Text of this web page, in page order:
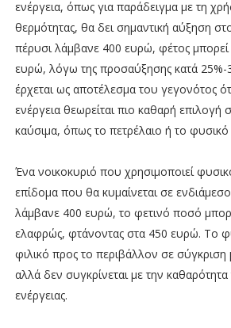
ενέργεια, όπως για παράδειγμα με τη
θερμότητας, θα δει σημαντική αύξηση
πέρυσι λάμβανε 400 ευρώ, φέτος μπορεί
ευρώ, λόγω της προσαύξησης κατά
έρχεται ως αποτέλεσμα του γεγονότος
ενέργεια θεωρείται πιο καθαρή επιλογή
καύσιμα, όπως το πετρέλαιο ή το φυσικό
Ένα νοικοκυριό που χρησιμοποιεί
επίδομα που θα κυμαίνεται σε
λάμβανε 400 ευρώ, το φετινό ποσό
ελαφρώς, φτάνοντας στα 450 ευρώ. Το
φιλικό προς το περιβάλλον σε σύγκριση
αλλά δεν συγκρίνεται με την καθαρότητα
ενέργειας.